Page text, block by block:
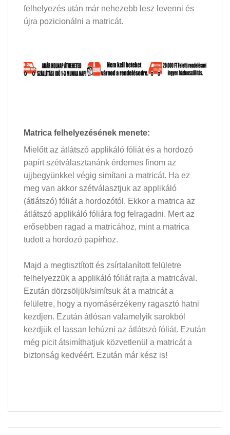
felhelyezés után már nehezebb lesz levenni és
újra pozicionálni a matricát.
Matrica felhelyezésének menete:
Mielőtt az átlátszó applikáló fóliát és a hordozó
papírt szétválasztanánk érdemes finom az
ujjbegyünkkel végig simítani a matricát. Ha ez
meg van akkor szétválasztjuk az applikáló
(átlátszó) fóliát a hordozótól. Ekkor a matrica az
átlátszó applikáló fóliára fog felragadni. Mert az
erősebben ragad a matricához, mint a matrica
tudott a hordozó papírhoz.
Majd a megtisztított és zsírtalanított felületre
felhelyezzük a applikáló fóliát rajta a matricával.
Ezután dörzsöljük/simítsuk át a matricát a
felületre, hogy a nyomásérzékeny ragasztó hatni
kezdjen. Ezután átlósan valamelyik sarokból
kezdjük el lassan lehúzni az átlátszó fóliát. Ezután
még picit átsimíthatjuk közvetlenül a matricát a
biztonság kedvéért. Ezután már kész is!